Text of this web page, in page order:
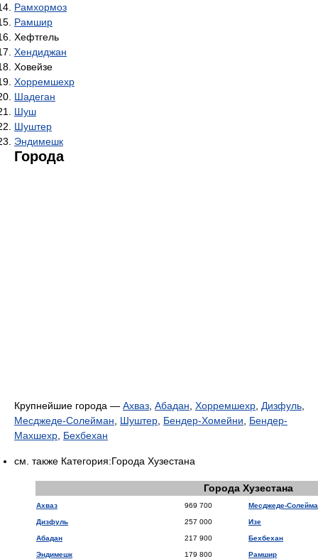
Рамхормоз
Рамшир
Хефтгель
Хендиджан
Ховейзе
Хорремшехр
Шадеган
Шуш
Шуштер
Эндимешк
Города
Крупнейшие города — Ахваз Абадан Хорремшехр Дизфуль
Месджеде-Солейман
Шуштер Бендер-Хомейни
Бендер-
Махшехр Бехбехан
см. также Категория:Города Хузестана
Города Хузестана
Ахваз 969 700 Месджеде-
Дизфуль 257 000 Изе
Абадан 217 900 Бехбехан
Эндимешк 179 800 Рамшир